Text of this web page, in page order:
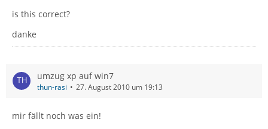
is this correct?
danke
umzug xp auf win7
thun-rasi 27. August 2010 um 19:13
mir fällt noch was ein!